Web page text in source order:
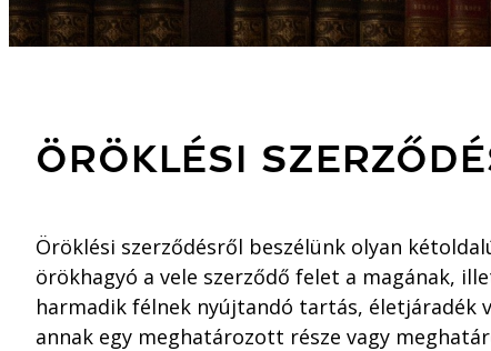
ÖRÖKLÉSI
Öröklési szerződésről beszélünk olyan
örökhagyó a vele szerződő felet a magának,
harmadik félnek nyújtandó tartás, életjáradék
annak egy meghatározott része vagy